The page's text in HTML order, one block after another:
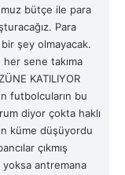
bütçe ile para
Para
bir şey olmayacak.
sene takıma
KATILIYOR
futbolcuların bu
diyor çokta haklı
küme düşüyordu
çıkmış
yoksa antremana